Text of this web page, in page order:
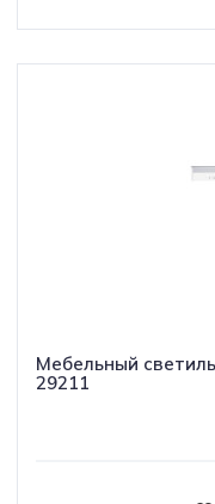
Мебельный
29211